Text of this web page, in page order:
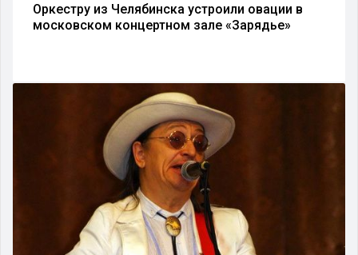
Оркестру из Челябинска устроили овации в
московском концертном зале «Зарядье»